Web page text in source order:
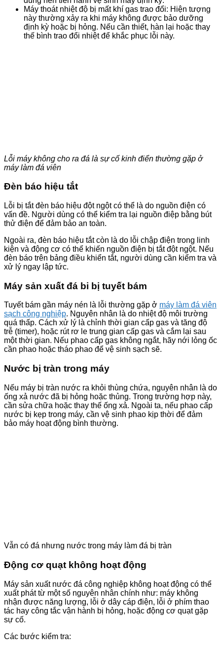
Máy thoát nhiệt độ bị mất khí gas trao đổi: Hiện tượng
này thường xảy ra khi máy không được bảo dưỡng
định kỳ hoặc bị hỏng. Nếu cần thiết, hàn lại hoặc thay
thế bình trao đổi nhiệt để khắc phục lỗi này.
Lỗi máy không cho ra đá là sự cố kinh điển thường gặp ở
máy làm đá viên
Đèn báo hiệu tắt
Lỗi bị tắt đèn báo hiệu đột ngột có thể là do nguồn điện có
vấn đề. Người dùng có thể kiểm tra lại nguồn điệp bằng bút
thử điện để đảm bảo an toàn.
Ngoài ra, đèn báo hiệu tắt còn là do lỗi chập điện trong linh
kiện và động cơ có thể khiến nguồn điện bị tắt đột ngột. Nếu
đèn báo trên bảng điều khiển tắt, người dùng cần kiểm tra và
xử lý ngay lập tức.
Máy sản xuất đá bi bị tuyết bám
Tuyết bám gần máy nén là lỗi thường gặp ở máy làm đá viên
sạch công nghiệp. Nguyên nhân là do nhiệt độ môi trường
quá thấp. Cách xử lý là chỉnh thời gian cấp gas và tăng độ
trễ (timer), hoặc rút rơ le trung gian cấp gas và cắm lại sau
một thời gian. Nếu phao cấp gas không ngắt, hãy nới lỏng ốc
cần phao hoặc tháo phao để vệ sinh sạch sẽ.
Nước bị tràn trong máy
Nếu máy bị tràn nước ra khỏi thùng chứa, nguyên nhân là do
ống xả nước đã bị hỏng hoặc thủng. Trong trường hợp này,
cần sửa chữa hoặc thay thế ống xả. Ngoài ta, nếu phao cấp
nước bị kẹp trong máy, cần vệ sinh phao kịp thời để đảm
bảo máy hoạt động bình thường.
Vẫn có đá nhưng nước trong máy làm đá bị tràn
Động cơ quạt không hoạt động
Máy sản xuất nước đá công nghiệp không hoạt động có thể
xuất phát từ một số nguyên nhân chính như: máy không
nhận được năng lượng, lỗi ở dây cáp điện, lỗi ở phím thao
tác hay công tắc vận hành bị hỏng, hoặc động cơ quạt gặp
sự cố.
Các bước kiểm tra: